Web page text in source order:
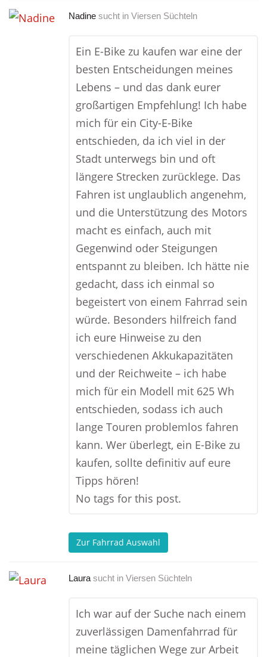
Nadine sucht in Viersen Süchteln
Ein E-Bike zu kaufen war eine der
besten Entscheidungen meines
Lebens – und das dank eurer
großartigen Empfehlung! Ich habe
mich für ein City-E-Bike
entschieden, da ich viel in der
Stadt unterwegs bin und oft
längere Strecken zurücklege. Das
Fahren ist unglaublich angenehm,
und die Unterstützung des Motors
macht es einfach, auch mit
Gegenwind oder Steigungen
entspannt zu bleiben. Ich hätte nie
gedacht, dass ich einmal so
begeistert von einem Fahrrad sein
würde. Besonders hilfreich fand
ich eure Hinweise zu den
verschiedenen Akkukapazitäten
und der Reichweite – ich habe
mich für ein Modell mit 625 Wh
entschieden, sodass ich auch
lange Touren problemlos fahren
kann. Wer überlegt, ein E-Bike zu
kaufen, sollte definitiv auf eure
Tipps hören!
No tags for this post.
Zur Fahrrad Auswahl
Laura sucht in Viersen Süchteln
Ich war auf der Suche nach einem
zuverlässigen Damenfahrrad für
meine täglichen Wege zur Arbeit